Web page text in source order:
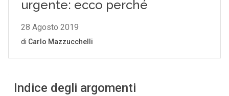
Indice degli argomenti